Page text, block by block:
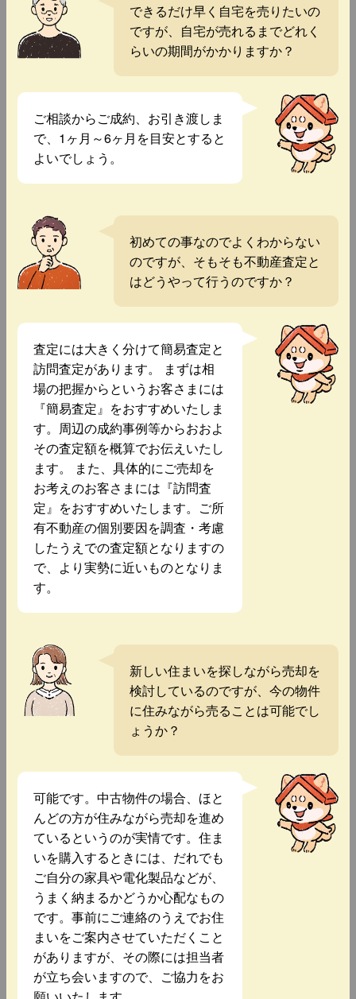
できるだけ早く自宅を売りたいの
ですが、自宅が売れるまでどれく
らいの期間がかかりますか？
ご相談からご成約、お引き渡しま
で、1ヶ月～6ヶ月を目安とすると
よいでしょう。
初めての事なのでよくわからない
のですが、そもそも不動産査定と
はどうやって行うのですか？
査定には大きく分けて簡易査定と
訪問査定があります。 まずは相
場の把握からというお客さまには
『簡易査定』をおすすめいたしま
す。周辺の成約事例等からおおよ
その査定額を概算でお伝えいたし
ます。 また、具体的にご売却を
お考えのお客さまには『訪問査
定』をおすすめいたします。ご所
有不動産の個別要因を調査・考慮
したうえでの査定額となりますの
で、より実勢に近いものとなりま
す。
新しい住まいを探しながら売却を
検討しているのですが、今の物件
に住みながら売ることは可能でし
ょうか？
可能です。中古物件の場合、ほと
んどの方が住みながら売却を進め
ているというのが実情です。住ま
いを購入するときには、だれでも
ご自分の家具や電化製品などが、
うまく納まるかどうか心配なもの
です。事前にご連絡のうえでお住
まいをご案内させていただくこと
がありますが、その際には担当者
が立ち会いますので、ご協力をお